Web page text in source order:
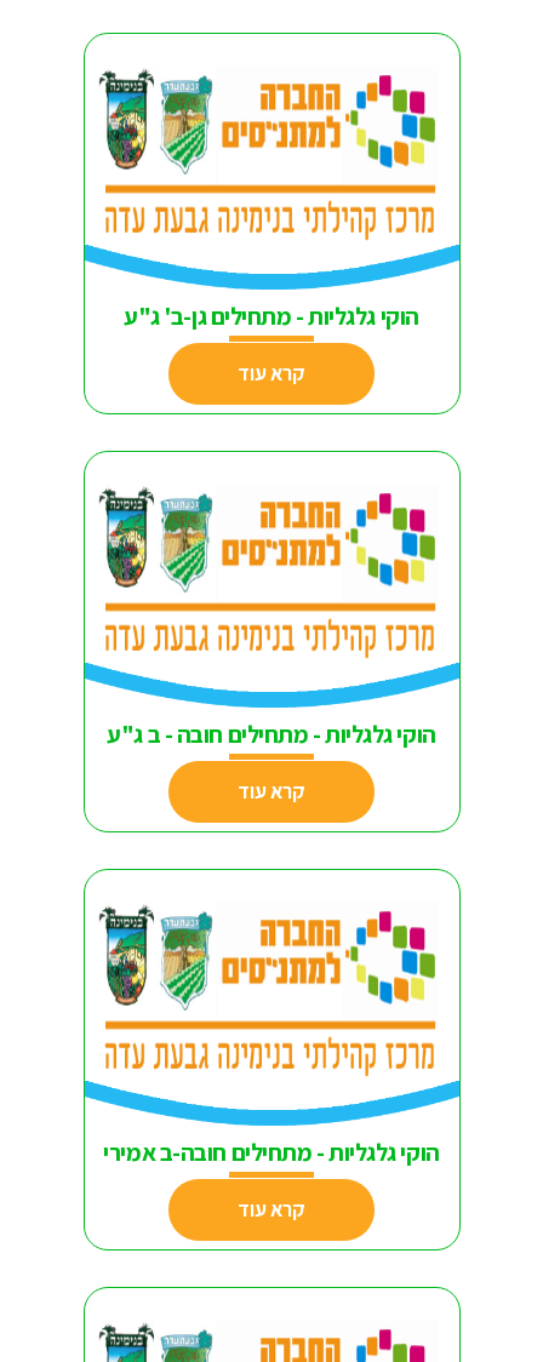
הוקי גלגליות - מתחילים גן-ב' ג"ע
קרא עוד
הוקי גלגליות - מתחילים חובה - ב ג"ע
קרא עוד
הוקי גלגליות - מתחילים חובה-ב אמירי
קרא עוד